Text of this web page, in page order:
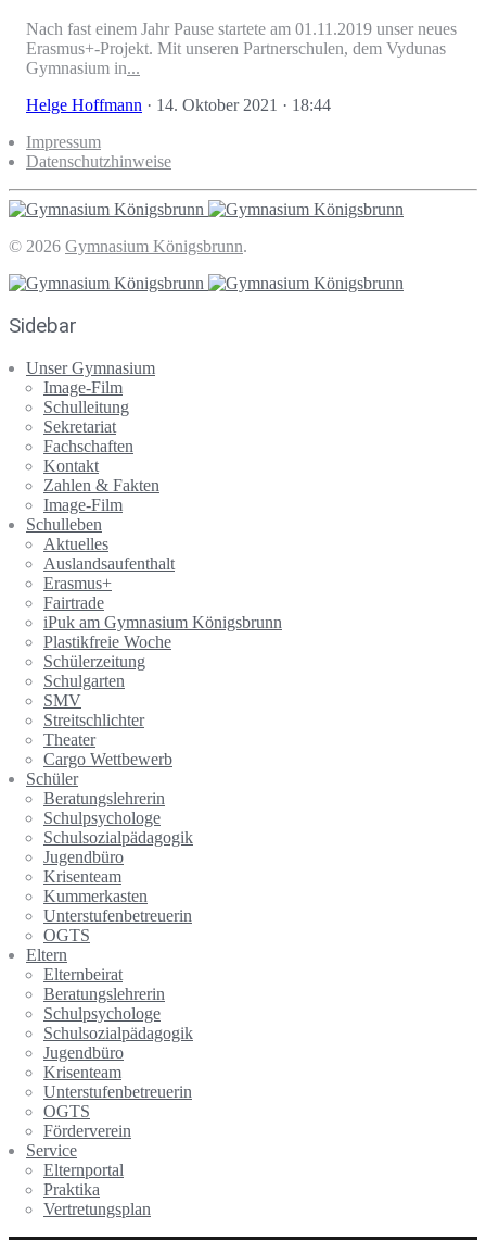
Nach fast einem Jahr Pause startete am 01.11.2019 unser neues
Erasmus+-Projekt. Mit unseren Partnerschulen, dem Vydunas
Gymnasium in...
Helge Hoffmann · 14. Oktober 2021 · 18:44
Impressum
Datenschutzhinweise
© 2026 Gymnasium Königsbrunn.
Sidebar
Unser Gymnasium
Image-Film
Schulleitung
Sekretariat
Fachschaften
Kontakt
Zahlen & Fakten
Image-Film
Schulleben
Aktuelles
Auslandsaufenthalt
Erasmus+
Fairtrade
iPuk am Gymnasium Königsbrunn
Plastikfreie Woche
Schülerzeitung
Schulgarten
SMV
Streitschlichter
Theater
Cargo Wettbewerb
Schüler
Beratungslehrerin
Schulpsychologe
Schulsozialpädagogik
Jugendbüro
Krisenteam
Kummerkasten
Unterstufenbetreuerin
OGTS
Eltern
Elternbeirat
Beratungslehrerin
Schulpsychologe
Schulsozialpädagogik
Jugendbüro
Krisenteam
Unterstufenbetreuerin
OGTS
Förderverein
Service
Elternportal
Praktika
Vertretungsplan